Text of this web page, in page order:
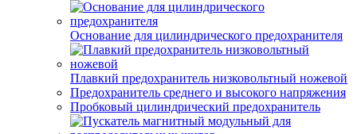
Основание для цилиндрического предохранителя
Плавкий предохранитель низковольтный ножевой
Предохранитель среднего и высокого напряжения
Пробковый цилиндрический предохранитель